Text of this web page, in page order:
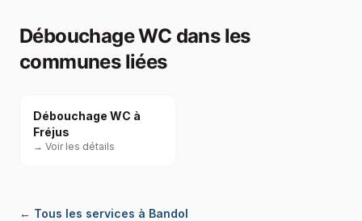
Débouchage WC dans les
communes liées
Débouchage WC à
Fréjus
→ Voir les détails
← Tous les services à Bandol